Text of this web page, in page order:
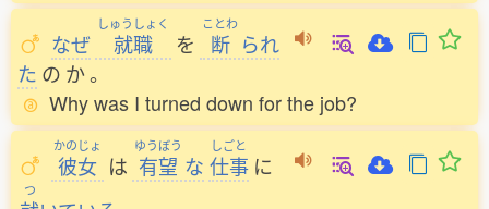
なぜ
しゅうしょく
就職 を
ことわ
断 られ
た の か。
Why was I turned down for the job?
かのじょ
彼女 は
ゆうぼう
有望 な
しごと
仕事 に
つ